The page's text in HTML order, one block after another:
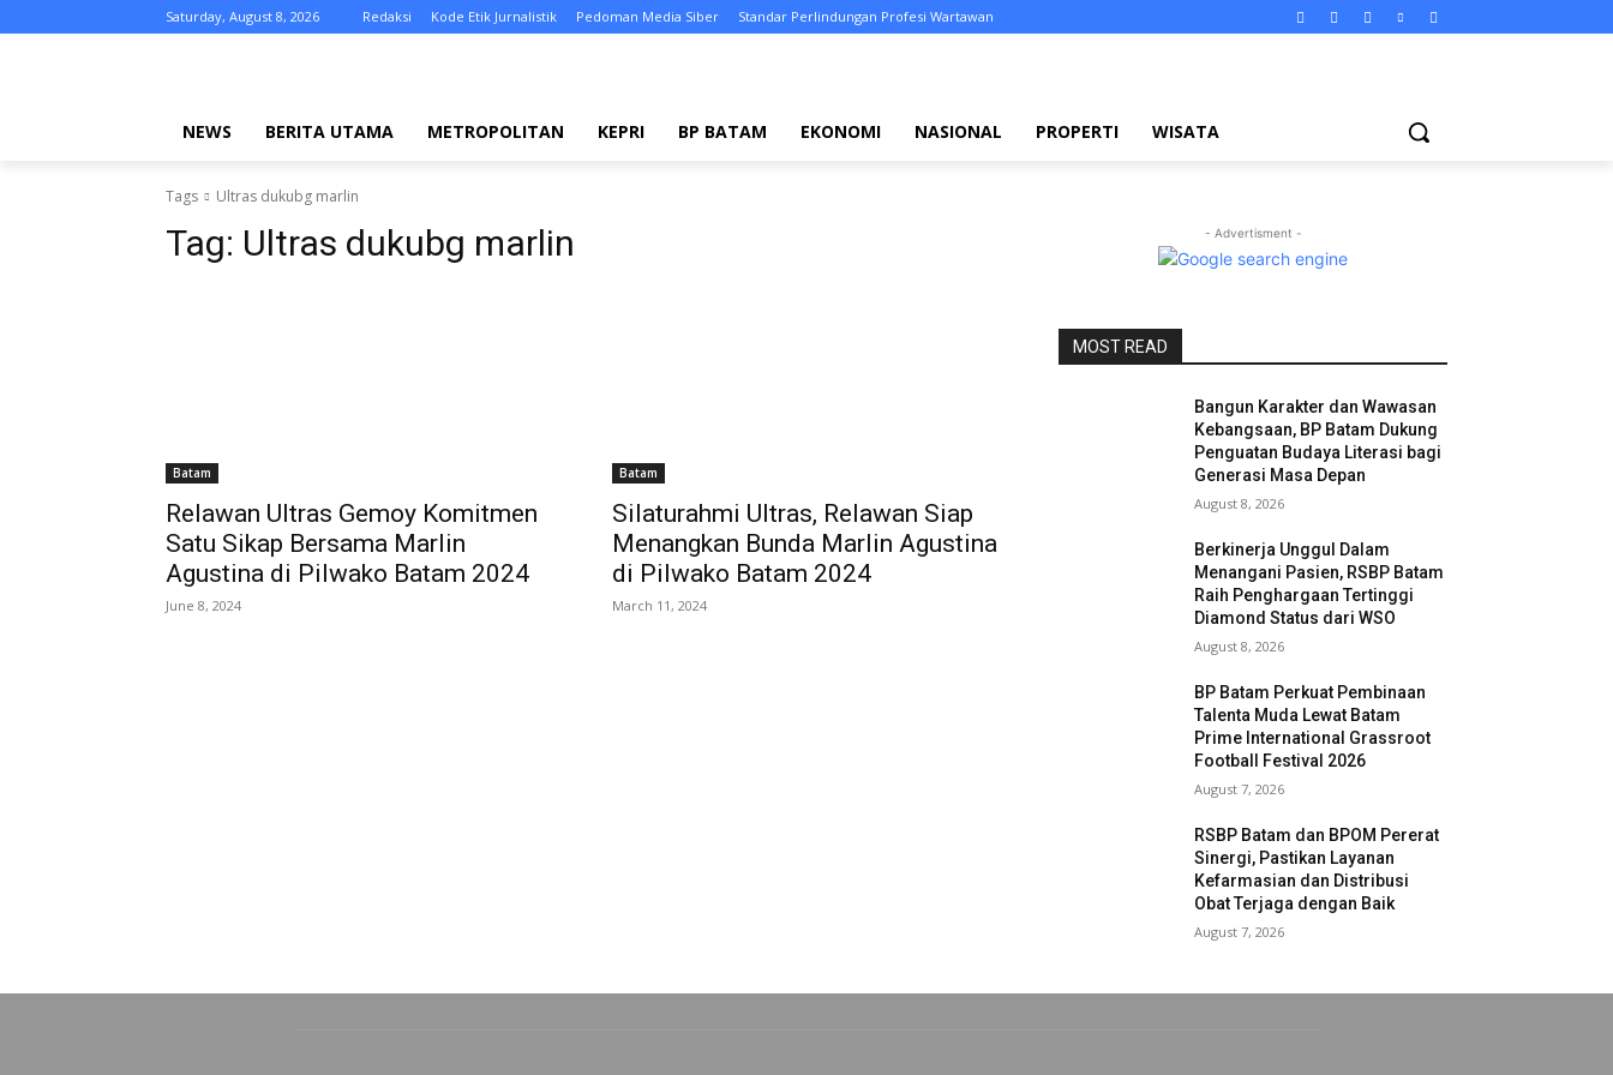
Saturday, August 8, 2026 Redaksi Kode Etik Jurnalistik Pedoman Media Siber Standar Perlindungan Profesi Wartawan
NEWS BERITA UTAMA METROPOLITAN KEPRI BP BATAM EKONOMI NASIONAL PROPERTI WISATA
Tags Ultras dukubg marlin
Tag: Ultras dukubg marlin
Batam
Relawan Ultras Gemoy Komitmen
Satu Sikap Bersama Marlin
Agustina di Pilwako Batam 2024
June 8, 2024
Batam
Silaturahmi Ultras, Relawan Siap
Menangkan Bunda Marlin Agustina
di Pilwako Batam 2024
March 11, 2024
- Advertisment -
MOST READ
Bangun Karakter dan Wawasan
Kebangsaan, BP Batam Dukung
Penguatan Budaya Literasi bagi
Generasi Masa Depan
August 8, 2026
Berkinerja Unggul Dalam
Menangani Pasien, RSBP Batam
Raih Penghargaan Tertinggi
Diamond Status dari WSO
August 8, 2026
BP Batam Perkuat Pembinaan
Talenta Muda Lewat Batam
Prime International Grassroot
Football Festival 2026
August 7, 2026
RSBP Batam dan BPOM Pererat
Sinergi, Pastikan Layanan
Kefarmasian dan Distribusi
Obat Terjaga dengan Baik
August 7, 2026